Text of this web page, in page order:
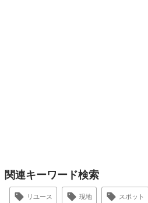
関連キーワード検索
リユース 現地 スポット